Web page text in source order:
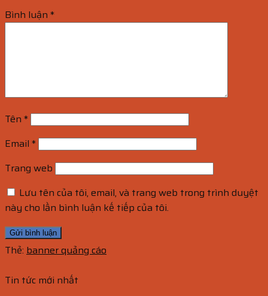
Bình luận *
Tên *
Email *
Trang web
Lưu tên của tôi, email, và trang web trong trình duyệt
này cho lần bình luận kế tiếp của tôi.
Thẻ: banner quảng cáo
Tin tức mới nhất